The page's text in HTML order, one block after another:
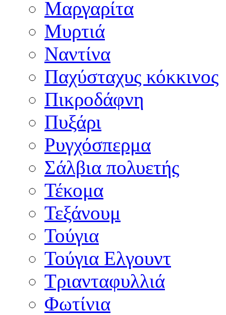
Μαργαρίτα
Μυρτιά
Ναντίνα
Παχύσταχυς κόκκινος
Πικροδάφνη
Πυξάρι
Ρυγχόσπερμα
Σάλβια πολυετής
Τέκομα
Τεξάνουμ
Τούγια
Τούγια Ελγουντ
Τριανταφυλλιά
Φωτίνια